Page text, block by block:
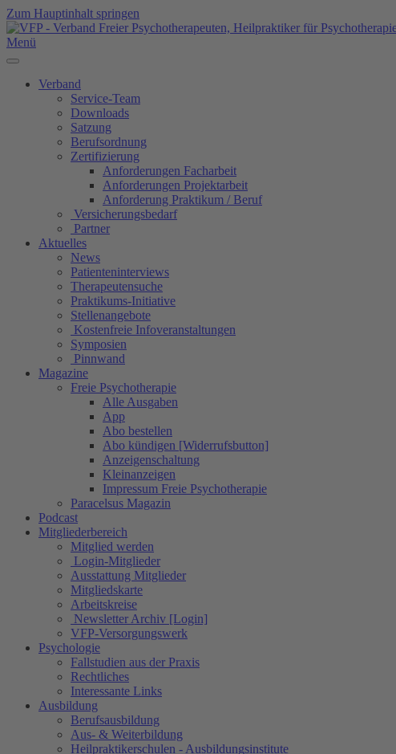
Zum Hauptinhalt springen
Menü
Verband
Service-Team
Downloads
Satzung
Berufsordnung
Zertifizierung
Anforderungen Facharbeit
Anforderungen Projektarbeit
Anforderung Praktikum / Beruf
Versicherungsbedarf
Partner
Aktuelles
News
Patienteninterviews
Therapeutensuche
Praktikums-Initiative
Stellenangebote
Kostenfreie Infoveranstaltungen
Symposien
Pinnwand
Magazine
Freie Psychotherapie
Alle Ausgaben
App
Abo bestellen
Abo kündigen [Widerrufsbutton]
Anzeigenschaltung
Kleinanzeigen
Impressum Freie Psychotherapie
Paracelsus Magazin
Podcast
Mitgliederbereich
Mitglied werden
Login-Mitglieder
Ausstattung Mitglieder
Mitgliedskarte
Arbeitskreise
Newsletter Archiv [Login]
VFP-Versorgungswerk
Psychologie
Fallstudien aus der Praxis
Rechtliches
Interessante Links
Ausbildung
Berufsausbildung
Aus- & Weiterbildung
Heilpraktikerschulen - Ausbildungsinstitute